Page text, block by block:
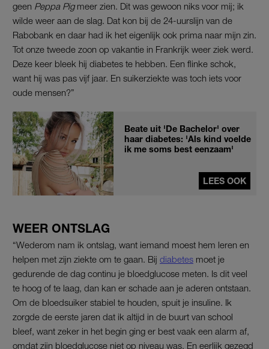
geen Peppa Pigmeer zien. Dit was gewoon niks voor mij; ik
wilde weer aan de slag. Dat kon bij de 24-uurslijn van de
Rabobank en daar had ik het eigenlijk ook prima naar mijn zin.
Tot onze tweede zoon op vakantie in Frankrijk weer ziek werd.
Deze keer bleek hij diabetes te hebben. Een flinke schok,
want hij was pas vijf jaar. En suikerziekte was toch iets voor
oude mensen?”
Beate uit 'De Bachelor' over
haar diabetes: 'Als kind voelde
ik me soms best eenzaam'
LEES OOK
WEER ONTSLAG
“Wederom nam ik ontslag, want iemand moest hem leren en
helpen met zijn ziekte om te gaan. Bij diabetes moet je
gedurende de dag continu je bloedglucose meten. Is dit veel
te hoog of te laag, dan kan er schade aan je aderen ontstaan.
Om de bloedsuiker stabiel te houden, spuit je insuline. Ik
zorgde de eerste jaren dat ik altijd in de buurt van school
bleef, want zeker in het begin ging er best vaak een alarm af,
omdat zijn bloedglucose niet op niveau was. En eerlijk gezegd